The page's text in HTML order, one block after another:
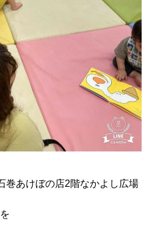
巻あけぼの店2階なかよし広場